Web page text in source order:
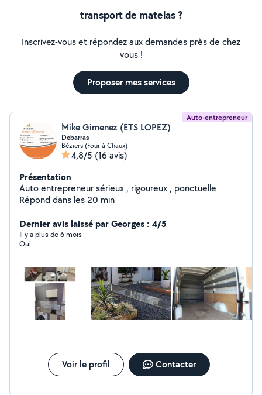
transport de matelas ?
Inscrivez-vous et répondez aux demandes près de chez
vous !
Proposer mes services
Auto-entrepreneur
Mike Gimenez (ETS LOPEZ)
Debarras
Béziers (Four à Chaux)
4,8/5 (16 avis)
Présentation
Auto entrepreneur sérieux , rigoureux , ponctuelle
Répond dans les 20 min
Dernier avis laissé par Georges : 4/5
Il y a plus de 6 mois
Oui
Voir le profil Contacter